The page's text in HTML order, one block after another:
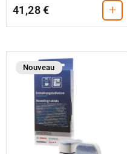
41,28 € +
Nouveau